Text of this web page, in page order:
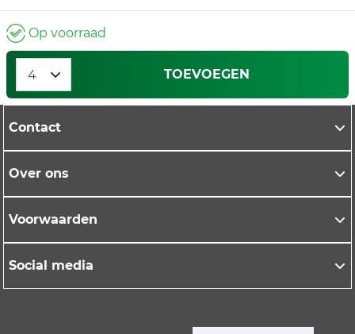
Op voorraad
TOEVOEGEN
Contact
Over ons
Voorwaarden
Social media